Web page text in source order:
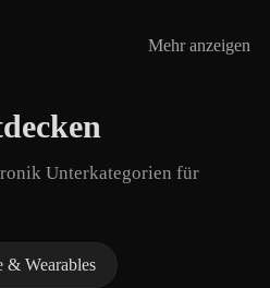
Mehr anzeigen
Unterkategorien für
& Wearables